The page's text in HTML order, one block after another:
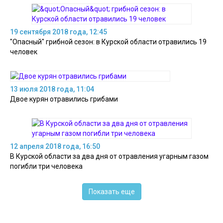
19 сентября 2018 года, 12:45
"Опасный" грибной сезон: в Курской области отравились 19
человек
13 июля 2018 года, 11:04
Двое курян отравились грибами
12 апреля 2018 года, 16:50
В Курской области за два дня от отравления угарным газом
погибли три человека
Показать еще